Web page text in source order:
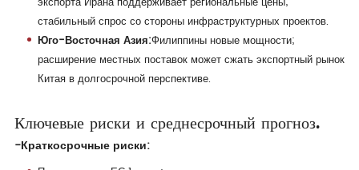
стабильный спрос со стороны инфраструктурных проектов.
Юго-Восточная Азия:Филиппины новые мощности;
расширение местных поставок может сжать экспортный рынок
Китая в долгосрочной перспективе.
Ключевые риски и среднесрочный прогноз.
-Краткосрочные риски: